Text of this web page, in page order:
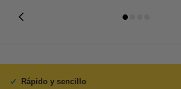
Rápido y sencillo